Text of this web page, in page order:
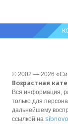
© 2002 — 2026
Возрастная
Вся информация,
только для
дальнейшему
ссылкой на